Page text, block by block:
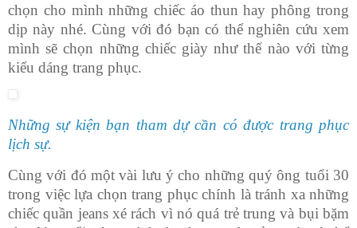
chọn cho mình những chiếc áo thun hay phông trong
dịp này nhé. Cùng với đó bạn có thể nghiên cứu xem
mình sẽ chọn những chiếc giày như thế nào với từng
kiểu dáng trang phục.
Những sự kiện bạn tham dự cần có được trang phục
lịch sự.
Cùng với đó một vài lưu ý cho những quý ông tuổi 30
trong việc lựa chọn trang phục chính là tránh xa những
chiếc quần jeans xé rách vì nó quá trẻ trung và bụi bặm